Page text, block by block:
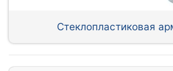
Стеклопластиковая